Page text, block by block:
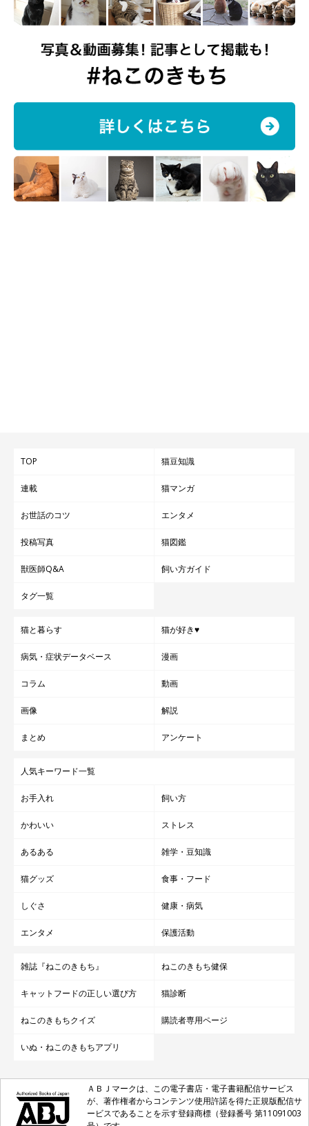
にこちゃんは甘えん坊のかまってちゃん
にこちゃんの性格について、「とにかく甘えん坊でかまってちゃ
ロ喜ぶ姿を見せてくれるのだとか♪
ごはんを食べることや遊ぶこと、寝ることよりも、飼い主さんの
に余念がない
@nicodiary0716
飼い主さん：
「普段はおっとりしていますが、私がトイレやゴミ捨てに行くだ
ル！それでもダメだとわざと隠れて、探しに来てくれるのを待
TOP 猫豆知識
連載 猫マンガ
お世話のコツ エンタメ
投稿写真 猫図鑑
獣医師Q&A 飼い方ガイド
タグ一覧
猫と暮らす 猫が好き♥
病気・症状データベース 漫画
コラム 動画
画像 解説
まとめ アンケート
人気キーワード一覧
お手入れ 飼い方
かわいい ストレス
あるある 雑学・豆知識
猫グッズ 食事・フード
しぐさ 健康・病気
エンタメ 保護活動
雑誌『ねこのきもち』 ねこのきもち健保
キャットフードの正しい選び方 猫診断
ねこのきもちクイズ 購読者専用ページ
いぬ・ねこのきもちアプリ
ＡＢＪマークは、この電子書店・電子書籍配信サービス
が、著作権者からコンテンツ使用許諾を得た正規版配信サ
ービスであることを示す登録商標（登録番号 第11091003